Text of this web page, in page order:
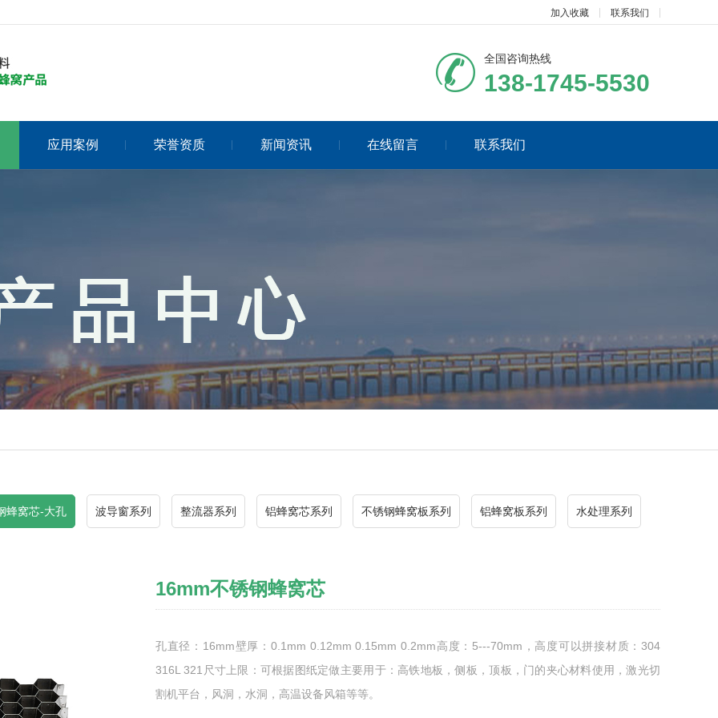
加入收藏 联系我们
全国咨询热线
138-1745-5530
应用案例 荣誉资质 新闻资讯 在线留言 联系我们
蜂窝芯-大孔 波导窗系列 整流器系列 铝蜂窝芯系列 不锈钢蜂窝板系列 铝蜂窝板系列 水处理系列
16mm不锈钢蜂窝芯
孔直径：16mm壁厚：0.1mm 0.12mm 0.15mm 0.2mm高度：5---70mm，高度可以拼接材质：304
316L 321尺寸上限：可根据图纸定做主要用于：高铁地板，侧板，顶板，门的夹心材料使用，激光切
割机平台，风洞，水洞，高温设备风箱等等。